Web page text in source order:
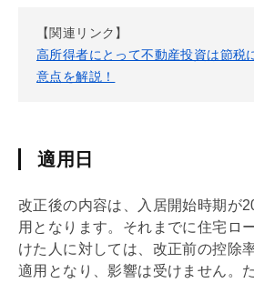
【関連リンク】
高所得者にとって不動産投資は節税
意点を解説！
適用日
改正後の内容は、入居開始時期が
用となります。それまでに住宅ロ
けた人に対しては、改正前の控除
適用となり、影響は受けません。